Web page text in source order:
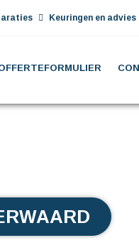
Keuringen en advies